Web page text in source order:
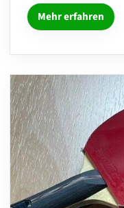
Mehr erfahren